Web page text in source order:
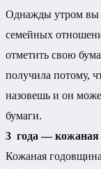
Однажды утром вы
семейных
отметить свою
получила потому,
назовешь и он
бумаги.
3 года — кожаная
Кожаная